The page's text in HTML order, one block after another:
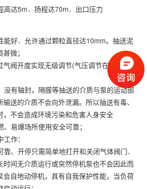
达5m．扬程达70m．出口压力
好．允许通过颗粒直径达10mm。抽送泥
微；
阀开度实现无级调节(气压调节在1—
有轴封，隔膜等抽送的介质与泵的运动部
送的介质不会向外泄漏。所以抽送有毒、
，不会造成环境污染和危害人身安全
易爆场所使用安全可靠；
作：
、开停只需简单地打开和关闭气体阀门．
时间无介质运行或突然停机泵也不会因此而
会自地动停机，具有自我保护性能，当负荷